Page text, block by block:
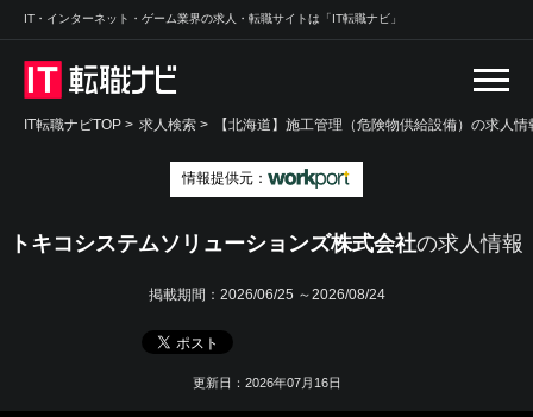
IT・インターネット・ゲーム業界の求人・転職サイトは「IT転職ナビ」
IT転職ナビTOP > 求人検索 > 【北海道】施工管理（危険物供給設備）の求人情
情報提供元：
トキコシステムソリューションズ株式会社の求人情報
掲載期間： 2026/06/25 ～2026/08/24
更新日：2026年07月16日